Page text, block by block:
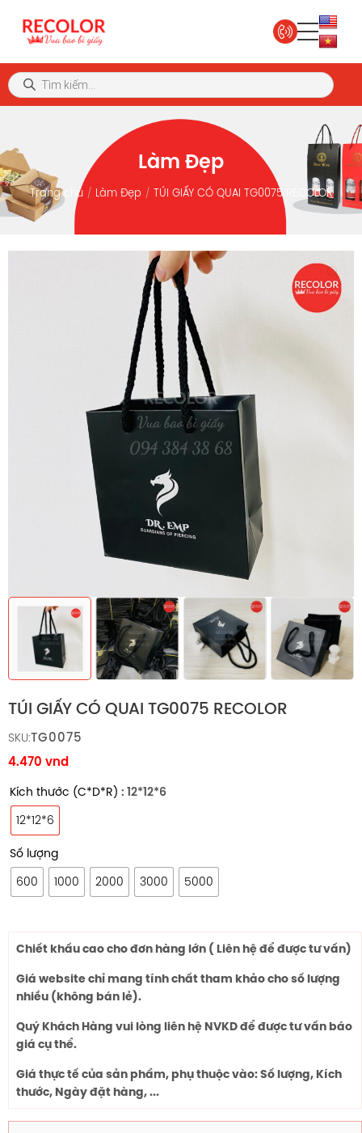
Làm Đẹp
Trang chủ Làm Đẹp TÚI GIẤY CÓ QUAI TG0075 RECOLOR
TÚI GIẤY CÓ QUAI TG0075 RECOLOR
SKU:TG0075
4.470 vnd
Kích thước (C*D*R) : 12*12*6
12*12*6
Số lượng
600
1000 2000 3000 5000
Chiết khấu cao cho đơn hàng lớn ( Liên hệ để được tư vấn)
Giá website chỉ mang tính chất tham khảo cho số lượng
nhiều (không bán lẻ).
Quý Khách Hàng vui lòng liên hệ NVKD để được tư vấn báo
giá cụ thể.
Giá thực tế của sản phẩm, phụ thuộc vào: Số lượng, Kích
thước, Ngày đặt hàng, ...